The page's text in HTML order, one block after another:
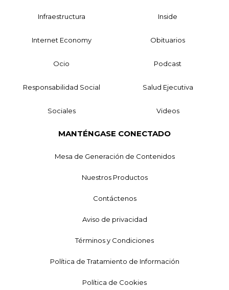
Infraestructura Inside
Internet Economy Obituarios
Ocio Podcast
Responsabilidad Social Salud Ejecutiva
Sociales Videos
MANTÉNGASE CONECTADO
Mesa de Generación de Contenidos
Nuestros Productos
Contáctenos
Aviso de privacidad
Términos y Condiciones
Política de Tratamiento de Información
Política de Cookies